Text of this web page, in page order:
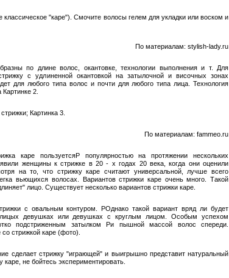
классическое "каре"). Смочите волосы гелем для укладки или воском и
По материалам: stylish-lady.ru
по длине волос, окантовке, технологии выполнения и т. Для
с удлиненной окантовкой на затылочной и височных зонах
для любого типа волос и почти для любого типа лица. Технология
2.
Картинка 3.
По материалам: fammeo.ru
каре пользуетсяP популярностью на протяжении нескольких
женщины к стрижке в 20 - х годах 20 века, когда они оценили
на то, что стрижку каре считают универсальной, лучше всего
вьющихся волосах. Вариантов стрижки каре очень много. Такой
лицо. Существует несколько вариантов стрижки каре.
с овальным контуром. PОднако такой вариант вряд ли будет
девушках или девушках с круглым лицом. Особым успехом
подстриженным затылком Pи пышной массой волос спереди.
стрижкой каре (фото).
сделает стрижку "играющей" и выигрышно представит натуральный
не бойтесь экспериментировать.